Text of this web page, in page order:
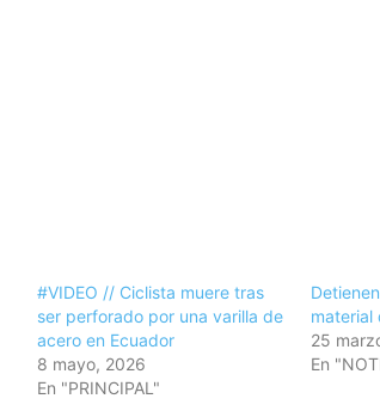
#VIDEO // Ciclista muere tras
ser perforado por una varilla de
acero en Ecuador
8 mayo, 2026
En "PRINCIPAL"
material
25
En